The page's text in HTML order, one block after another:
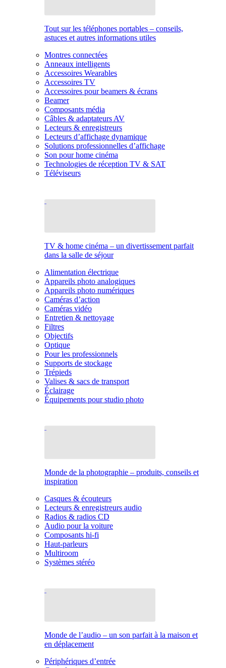
Tout sur les téléphones portables – conseils,
astuces et autres informations utiles
Montres connectées
Anneaux intelligents
Accessoires Wearables
Accessoires TV
Accessoires pour beamers & écrans
Beamer
Composants média
Câbles & adaptateurs AV
Lecteurs & enregistreurs
Lecteurs d’affichage dynamique
Solutions professionnelles d’affichage
Son pour home cinéma
Technologies de réception TV & SAT
Téléviseurs
TV & home cinéma – un divertissement parfait
dans la salle de séjour
Alimentation électrique
Appareils photo analogiques
Appareils photo numériques
Caméras d’action
Caméras vidéo
Entretien & nettoyage
Filtres
Objectifs
Optique
Pour les professionnels
Supports de stockage
Trépieds
Valises & sacs de transport
Éclairage
Équipements pour studio photo
Monde de la photographie – produits, conseils et
inspiration
Casques & écouteurs
Lecteurs & enregistreurs audio
Radios & radios CD
Audio pour la voiture
Composants hi-fi
Haut-parleurs
Multiroom
Systèmes stéréo
Monde de l’audio – un son parfait à la maison et
en déplacement
Périphériques d’entrée